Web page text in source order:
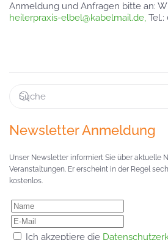
Anmeldung und Anfragen bitte an:
heilerpraxis-elbel@kabelmail.de, Tel.:
Newsletter Anmeldung
Unser Newsletter informiert Sie über aktuelle
Veranstaltungen. Er erscheint in der Regel
kostenlos.
Ich akzeptiere die